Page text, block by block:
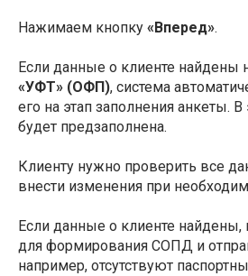
Нажимаем кнопку «Вперед».
Если данные о клиенте найдены
«УФТ» (ОФП), система
его на этап заполнения анкеты. В
будет предзаполнена.
Клиенту нужно проверить все
внести изменения при
Если данные о клиенте найдены,
для формирования СОПД и
например, отсутствуют